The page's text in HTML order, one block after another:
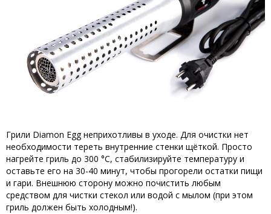
Грили Diamon Egg неприхотливы в уходе. Для очистки нет
необходимости тереть внутренние стенки щёткой. Просто
нагрейте гриль до 300 °С, стабилизируйте температуру и
оставьте его на 30-40 минут, чтобы прогорели остатки пищи
и гари. Внешнюю сторону можно почистить любым
средством для чистки стекол или водой с мылом (при этом
гриль должен быть холодным!).